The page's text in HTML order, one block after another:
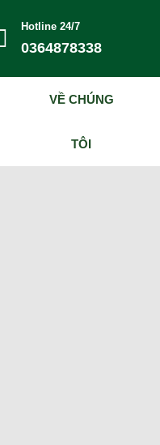
Hotline 24/7
0364878338
VỀ CHÚNG
TÔI